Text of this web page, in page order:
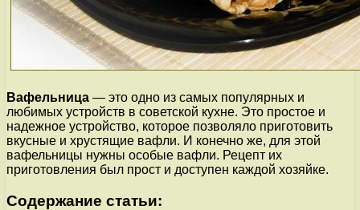
Вафельница — это одно из самых популярных и
любимых устройств в советской кухне. Это простое и
надежное устройство, которое позволяло приготовить
вкусные и хрустящие вафли. И конечно же, для этой
вафельницы нужны особые вафли. Рецепт их
приготовления был прост и доступен каждой хозяйке.
Содержание статьи: